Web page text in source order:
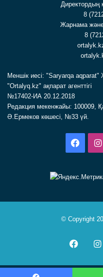
Директордың
8
Жарнама және
8
Меншік иесі: "Saryarqa
"Ortalyq.kz" ақпарат агенттігі
№17402-ИА 20.12.2018
Редакция мекенжайы: 100009,
Ә.Ермеков көшесі, №33 үй.
© Copyright